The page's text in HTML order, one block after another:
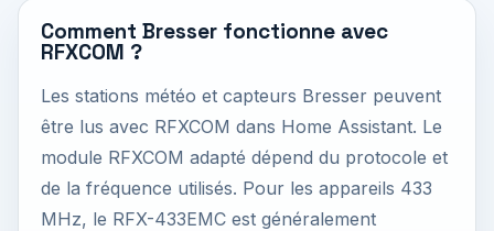
Comment Bresser fonctionne avec
RFXCOM ?
Les stations météo et capteurs Bresser peuvent
être lus avec RFXCOM dans Home Assistant. Le
module RFXCOM adapté dépend du protocole et
de la fréquence utilisés. Pour les appareils 433
MHz, le RFX-433EMC est généralement